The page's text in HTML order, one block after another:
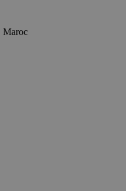
Maroc